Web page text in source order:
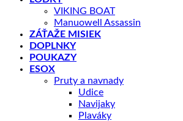
VIKING BOAT
Manuowell Assassin
ZÁŤAŽE MISIEK
DOPLNKY
POUKAZY
ESOX
Pruty a navnady
Udice
Navijaky
Plaváky